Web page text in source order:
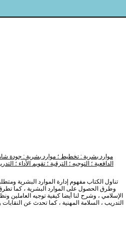
موارد بشرية : تخطيط ؛ موارد بشرية : جودة
الدافعية ؛ التوجيه ؛ الترقية ؛ تقويم الأداء ؛
تناول الكتاب مفهوم إدارة الموارد البشرية
وطرق الحصول على الموارد البشرية ، كما تطرق
الإسلامي ، وشرح لنا أيضا كيفية توجيه العاملين
التدريب ، السلامة المهنية ، كما تحدث عن